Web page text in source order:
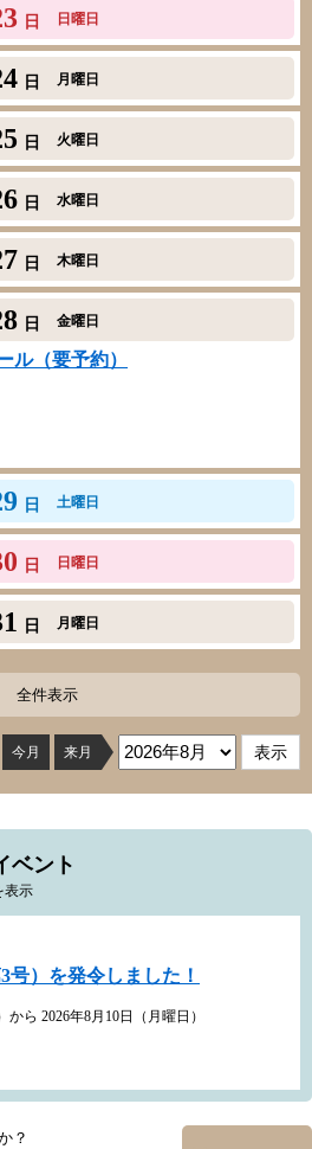
日 日曜日
日 月曜日
日 火曜日
日 水曜日
日 木曜日
日 金曜日
ル（要予約）
日 土曜日
日 日曜日
日 月曜日
全件表示
今月 来月
ベント
表示
号）を発令しました！
ら 2026年8月10日（月曜日）
？